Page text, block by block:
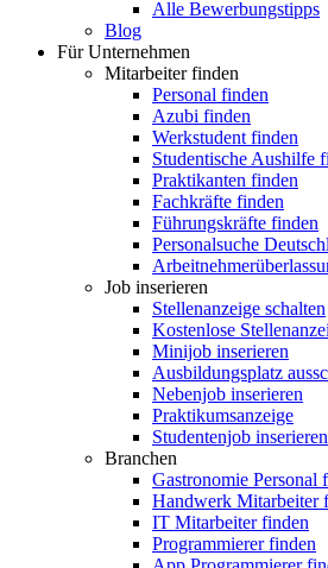
Alle Bewerbungstipps
Blog
Für Unternehmen
Mitarbeiter finden
Personal finden
Azubi finden
Werkstudent finden
Studentische Aushilfe
Praktikanten finden
Fachkräfte finden
Führungskräfte finden
Personalsuche
Job inserieren
Stellenanzeige schalten
Kostenlose
Minijob inserieren
Ausbildungsplatz
Nebenjob inserieren
Praktikumsanzeige
Studentenjob inserieren
Branchen
Gastronomie Personal
Handwerk Mitarbeiter
IT Mitarbeiter finden
Programmierer finden